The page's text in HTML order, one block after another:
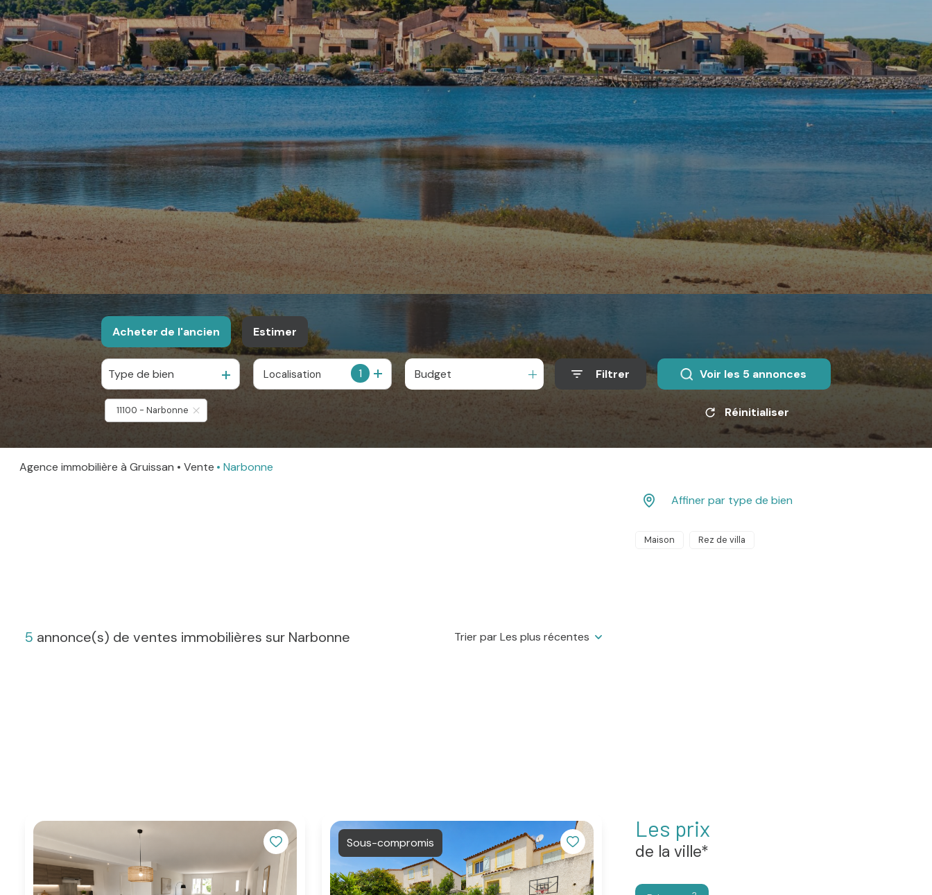
agence
Contact
Acheter de l'ancien
De l'ancien
Estimer
Type de bien 1
Localisation Budget Filtrer Voir les 5 annonces
11100 - Narbonne Réinitialiser
Agence immobilière à Gruissan Vente Narbonne
5 annonce(s) de ventes immobilières sur Narbonne Trier par Les plus récentes
Sous-compromis
Affiner par type de bien
Maison Rez de villa
Les prix
de la ville*